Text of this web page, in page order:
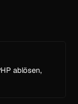
ablösen,